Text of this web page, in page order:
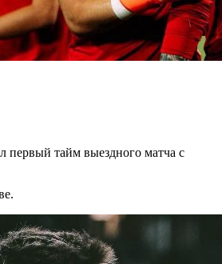
первый тайм выездного матча с